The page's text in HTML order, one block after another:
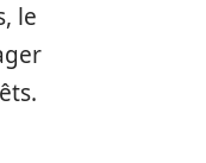
le